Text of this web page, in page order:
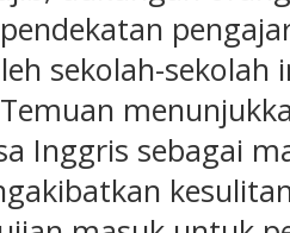
sekolah-
Inggris sebagai